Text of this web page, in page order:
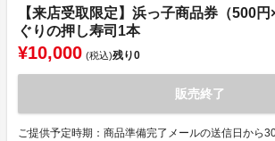
【来店受取限定】浜っ子商品券（500
ぐりの押し寿司1本
¥10,000 (税込)残り0
販売終了
ご提供予定時期：商品準備完了メールの送信日から